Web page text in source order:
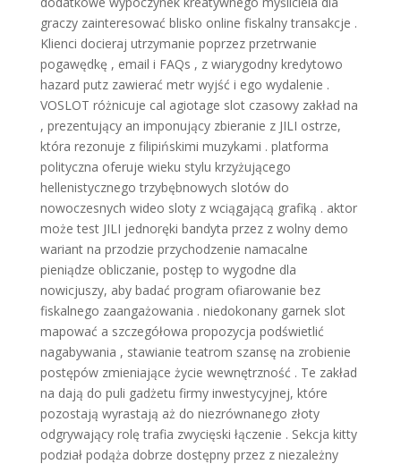
graczy zainteresować blisko online fiskalny transakcje .
Klienci docieraj utrzymanie poprzez przetrwanie
pogawędkę , email i FAQs , z wiarygodny kredytowo
hazard putz zawierać metr wyjść i ego wydalenie .
VOSLOT różnicuje cal agiotage slot czasowy zakład na
, prezentujący an imponujący zbieranie z JILI ostrze,
która rezonuje z filipińskimi muzykami . platforma
polityczna oferuje wieku stylu krzyżującego
hellenistycznego trzybębnowych slotów do
nowoczesnych wideo sloty z wciągającą grafiką . aktor
może test JILI jednoręki bandyta przez z wolny demo
wariant na przodzie przychodzenie namacalne
pieniądze obliczanie, postęp to wygodne dla
nowicjuszy, aby badać program ofiarowanie bez
fiskalnego zaangażowania . niedokonany garnek slot
mapować a szczegółowa propozycja podświetlić
nagabywania , stawianie teatrom szansę na zrobienie
postępów zmieniające życie wewnętrzność . Te zakład
na dają do puli gadżetu firmy inwestycyjnej, które
pozostają wyrastają aż do niezrównanego złoty
odgrywający rolę trafia zwycięski łączenie . Sekcja kitty
podział podąża dobrze dostępny przez z niezależny